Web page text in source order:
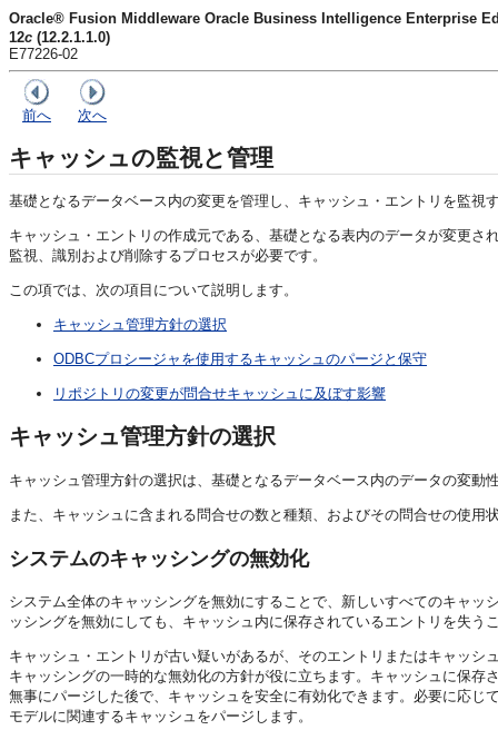
Oracle® Fusion Middleware Oracle Business Intelligence Enterprise
12c (12.2.1.1.0)
E77226-02
前へ 次へ
キャッシュの監視と管理
基礎となるデータベース内の変更を管理し、キャッシュ・エントリを監視
キャッシュ・エントリの作成元である、基礎となる表内のデータが変更
監視、識別および削除するプロセスが必要です。
この項では、次の項目について説明します。
キャッシュ管理方針の選択
ODBCプロシージャを使用するキャッシュのパージと保守
リポジトリの変更が問合せキャッシュに及ぼす影響
キャッシュ管理方針の選択
キャッシュ管理方針の選択は、基礎となるデータベース内のデータの変
また、キャッシュに含まれる問合せの数と種類、およびその問合せの使
システムのキャッシングの無効化
システム全体のキャッシングを無効にすることで、新しいすべてのキャ
ッシングを無効にしても、キャッシュ内に保存されているエントリを失う
キャッシュ・エントリが古い疑いがあるが、そのエントリまたはキャッ
キャッシングの一時的な無効化の方針が役に立ちます。キャッシュに保
無事にパージした後で、キャッシュを安全に有効化できます。必要に応
モデルに関連するキャッシュをパージします。